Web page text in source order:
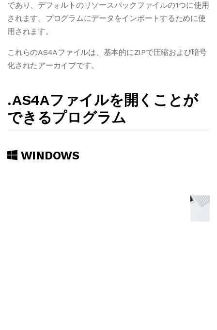
であり、デフォルトのリソースパックファイルの1つに使用
されます。プログラムにデータをインポートするために使
用されます。
これらのAS4Aファイルは、基本的にZIPで圧縮および暗号
化されたアーカイブです。
.AS4Aファイルを開くことが
できるプログラム
WINDOWS